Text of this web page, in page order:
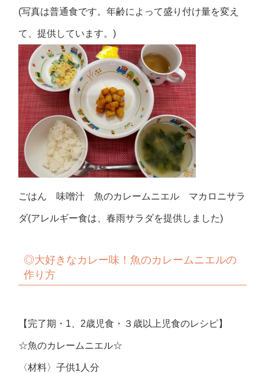
(写真は普通食です。年齢によって盛り付け量を変え
て、提供しています。)
ごはん 味噌汁 魚のカレームニエル マカロニサラ
ダ(アレルギー食は、春雨サラダを提供しました)
◎大好きなカレー味！魚のカレームニエルの
作り方
【完了期・1、2歳児食・３歳以上児食のレシピ】
☆魚のカレームニエル☆
〈材料〉子供1人分